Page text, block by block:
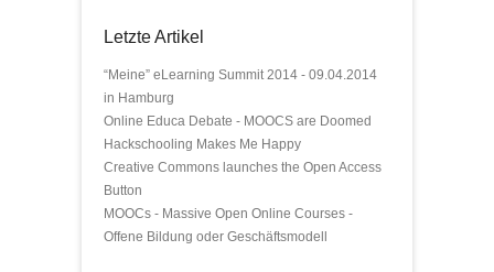
Letzte Artikel
“Meine” eLearning Summit 2014 - 09.04.2014
in Hamburg
Online Educa Debate - MOOCS are Doomed
Hackschooling Makes Me Happy
Creative Commons launches the Open Access
Button
MOOCs - Massive Open Online Courses -
Offene Bildung oder Geschäftsmodell